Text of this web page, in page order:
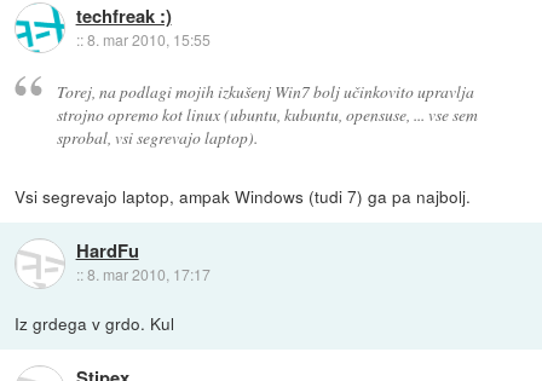
techfreak :)
::8. mar 2010, 15:55
Torej, na podlagi mojih izkušenj Win7 bolj učinkovito upravlja
strojno opremo kot linux (ubuntu, kubuntu, opensuse, ... vse sem
sprobal, vsi segrevajo laptop).
Vsi segrevajo laptop, ampak Windows (tudi 7) ga pa najbolj.
HardFu
::8. mar 2010, 17:17
Iz grdega v grdo. Kul